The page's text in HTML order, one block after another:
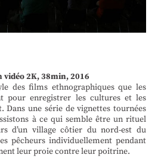
2K, 38min, 2016
des films ethnographiques que les
pour enregistrer les cultures et les
Dans une série de vignettes tournées
à ce qui semble être un rituel
d’un village côtier du nord-est du
pêcheurs individuellement pendant
leur proie contre leur poitrine.